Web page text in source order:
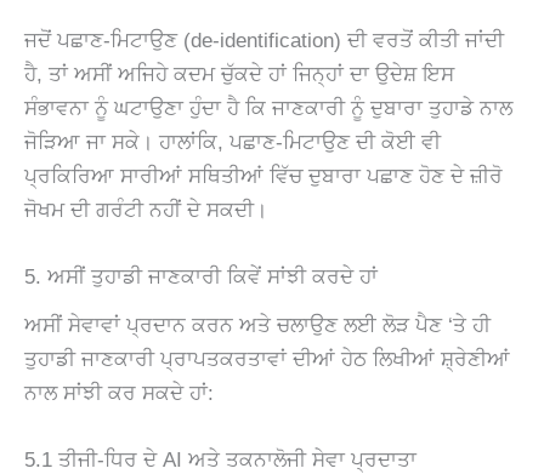
ਜਦੋਂ ਪਛਾਣ-ਮਿਟਾਉਣ (de-identification) ਦੀ ਵਰਤੋਂ ਕੀਤੀ ਜਾਂਦੀ
ਹੈ, ਤਾਂ ਅਸੀਂ ਅਜਿਹੇ ਕਦਮ ਚੁੱਕਦੇ ਹਾਂ ਜਿਨ੍ਹਾਂ ਦਾ ਉਦੇਸ਼ ਇਸ
ਸੰਭਾਵਨਾ ਨੂੰ ਘਟਾਉਣਾ ਹੁੰਦਾ ਹੈ ਕਿ ਜਾਣਕਾਰੀ ਨੂੰ ਦੁਬਾਰਾ ਤੁਹਾਡੇ ਨਾਲ
ਜੋੜਿਆ ਜਾ ਸਕੇ। ਹਾਲਾਂਕਿ, ਪਛਾਣ-ਮਿਟਾਉਣ ਦੀ ਕੋਈ ਵੀ
ਪ੍ਰਕਿਰਿਆ ਸਾਰੀਆਂ ਸਥਿਤੀਆਂ ਵਿੱਚ ਦੁਬਾਰਾ ਪਛਾਣ ਹੋਣ ਦੇ ਜ਼ੀਰੋ
ਜੋਖਮ ਦੀ ਗਰੰਟੀ ਨਹੀਂ ਦੇ ਸਕਦੀ।
5. ਅਸੀਂ ਤੁਹਾਡੀ ਜਾਣਕਾਰੀ ਕਿਵੇਂ ਸਾਂਝੀ ਕਰਦੇ ਹਾਂ
ਅਸੀਂ ਸੇਵਾਵਾਂ ਪ੍ਰਦਾਨ ਕਰਨ ਅਤੇ ਚਲਾਉਣ ਲਈ ਲੋੜ ਪੈਣ ‘ਤੇ ਹੀ
ਤੁਹਾਡੀ ਜਾਣਕਾਰੀ ਪ੍ਰਾਪਤਕਰਤਾਵਾਂ ਦੀਆਂ ਹੇਠ ਲਿਖੀਆਂ ਸ਼੍ਰੇਣੀਆਂ
ਨਾਲ ਸਾਂਝੀ ਕਰ ਸਕਦੇ ਹਾਂ:
5.1 ਤੀਜੀ-ਧਿਰ ਦੇ AI ਅਤੇ ਤਕਨਾਲੋਜੀ ਸੇਵਾ ਪ੍ਰਦਾਤਾ